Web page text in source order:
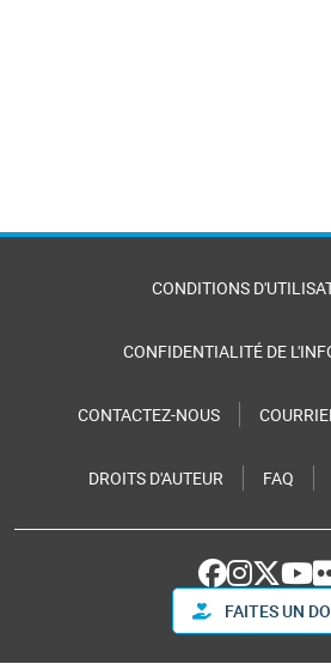
CONDITIONS
CONFIDENTIALITÉ DE
CONTACTEZ-NOUS
DROITS D'AUTEUR FAQ
FAITES UN